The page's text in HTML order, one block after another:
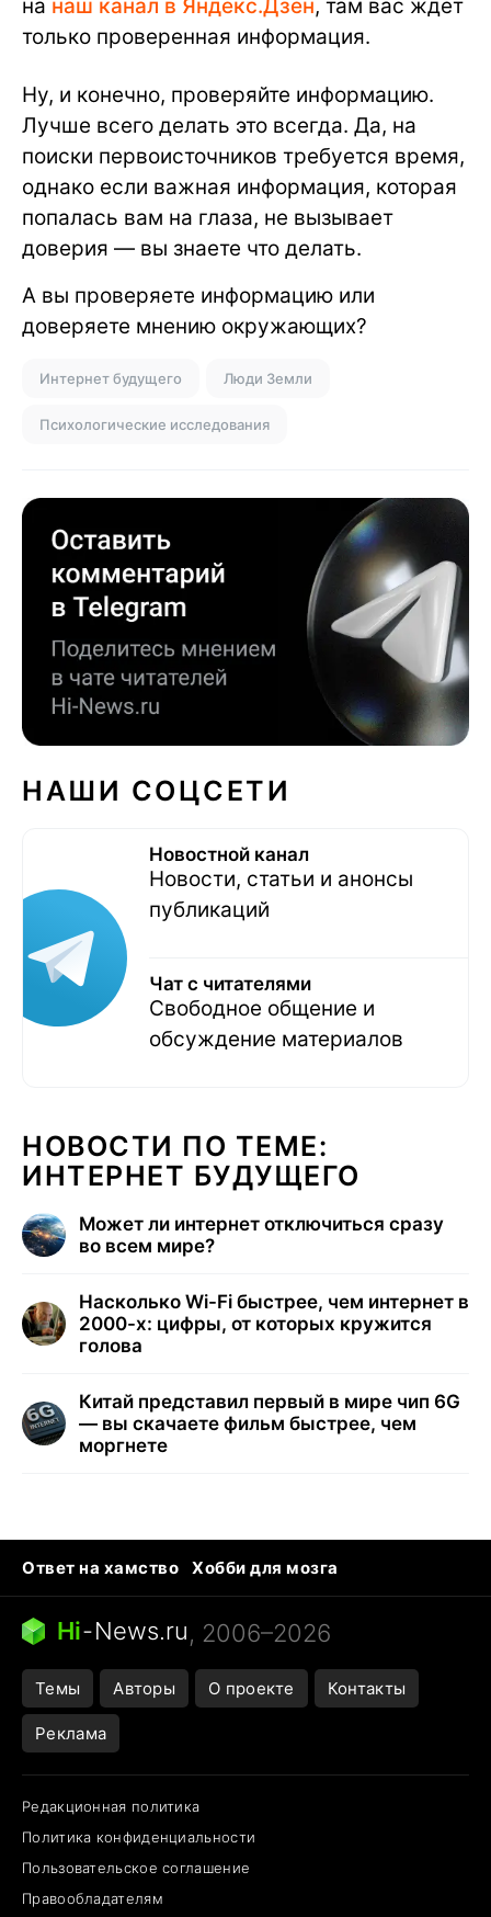
на наш канал в Яндекс.Дзен, там вас ждет
только проверенная информация.
Ну, и конечно, проверяйте информацию.
Лучше всего делать это всегда. Да, на
поиски первоисточников требуется время,
однако если важная информация, которая
попалась вам на глаза, не вызывает
доверия — вы знаете что делать.
А вы проверяете информацию или
доверяете мнению окружающих?
Интернет будущего Люди Земли
Психологические исследования
НАШИ СОЦСЕТИ
Новостной канал
Новости, статьи и анонсы
публикаций
Чат с читателями
Свободное общение и
обсуждение материалов
НОВОСТИ ПО ТЕМЕ:
ИНТЕРНЕТ БУДУЩЕГО
Может ли интернет отключиться сразу
во всем мире?
Насколько Wi-Fi быстрее, чем интернет в
2000-х: цифры, от которых кружится
голова
Китай представил первый в мире чип 6G
— вы скачаете фильм быстрее, чем
моргнете
Ответ на хамство
Хобби для мозга
Бензин 100 и 95
Тунцы в океанариуме
Следующая пандемия
Hi-News.ru, 2006–2026
Темы Авторы О проекте Контакты
Реклама
Редакционная политика
Политика конфиденциальности
Пользовательское соглашение
Правообладателям